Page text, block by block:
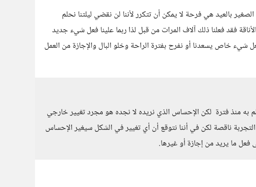
بالعيد هي فرحة لا يمكن أن تتكرر لأننا لن نقضي ليلتنا نحلم
فقد فعلنا ذلك آلاف المرات من قبل لذا ربما علينا فعل شيء جديد
شيء خاص يسعدنا أو نفرح بفترة الراحة وخلو البال والإجازة من العمل
به منذ فترة لكن الإحساس الذي نريده لا نجده هو مجرد تغيير خارجي
ناقصة لكن في أننا نتوقع أن أي تغيير في الشكل سيغير الإحساس
ما يريد من إجازة أو غيرها.